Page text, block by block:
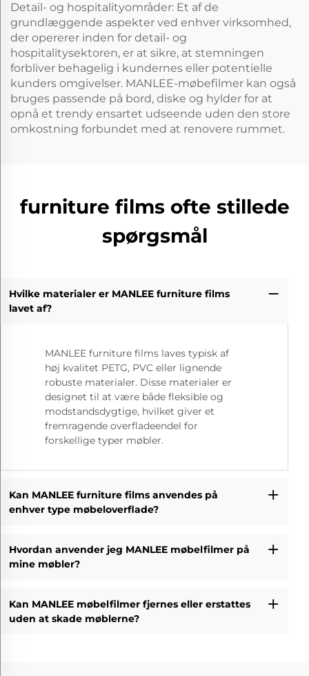
Detail- og hospitalityområder: Et af de
grundlæggende aspekter ved enhver virksomhed,
der opererer inden for detail- og
hospitalitysektoren, er at sikre, at stemningen
forbliver behagelig i kundernes eller potentielle
kunders omgivelser. MANLEE-møbefilmer kan også
bruges passende på bord, diske og hylder for at
opnå et trendy ensartet udseende uden den store
omkostning forbundet med at renovere rummet.
furniture films ofte stillede
spørgsmål
Hvilke materialer er MANLEE furniture films
lavet af?
MANLEE furniture films laves typisk af
høj kvalitet PETG, PVC eller lignende
robuste materialer. Disse materialer er
designet til at være både fleksible og
modstandsdygtige, hvilket giver et
fremragende overfladeendel for
forskellige typer møbler.
Kan MANLEE furniture films anvendes på
enhver type møbeloverflade?
Hvordan anvender jeg MANLEE møbelfilmer på
mine møbler?
Kan MANLEE møbelfilmer fjernes eller erstattes
uden at skade møblerne?